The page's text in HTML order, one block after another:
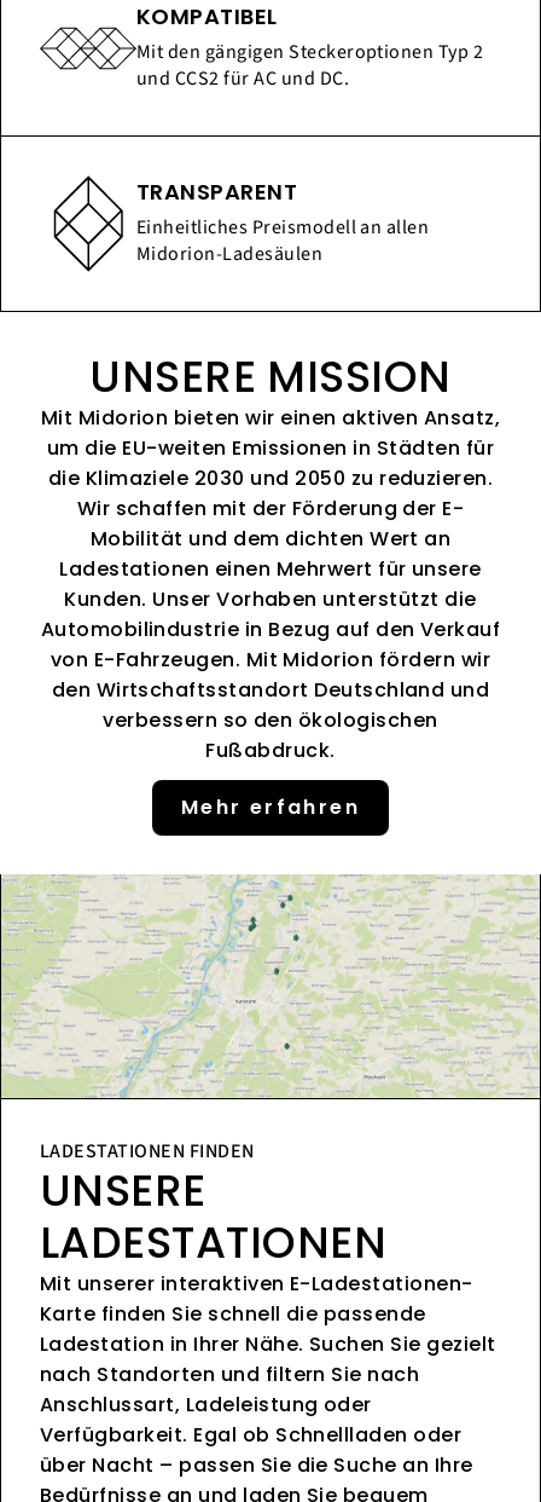
KOMPATIBEL
Mit den gängigen Steckeroptionen Typ 2
und CCS2 für AC und DC.
TRANSPARENT
Einheitliches Preismodell an allen
Midorion-Ladesäulen
UNSERE MISSION
Mit Midorion bieten wir einen aktiven Ansatz,
um die EU-weiten Emissionen in Städten für
die Klimaziele 2030 und 2050 zu reduzieren.
Wir schaffen mit der Förderung der E-
Mobilität und dem dichten Wert an
Ladestationen einen Mehrwert für unsere
Kunden. Unser Vorhaben unterstützt die
Automobilindustrie in Bezug auf den Verkauf
von E-Fahrzeugen. Mit Midorion fördern wir
den Wirtschaftsstandort Deutschland und
verbessern so den ökologischen
Fußabdruck.
Mehr erfahren
LADESTATIONEN FINDEN
UNSERE
LADESTATIONEN
Mit unserer interaktiven E-Ladestationen-
Karte finden Sie schnell die passende
Ladestation in Ihrer Nähe. Suchen Sie gezielt
nach Standorten und filtern Sie nach
Anschlussart, Ladeleistung oder
Verfügbarkeit. Egal ob Schnellladen oder
über Nacht – passen Sie die Suche an Ihre
Bedürfnisse an und laden Sie bequem